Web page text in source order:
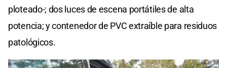
ploteado-; dos luces de escena portátiles de alta
potencia; y contenedor de PVC extraíble para residuos
patológicos.